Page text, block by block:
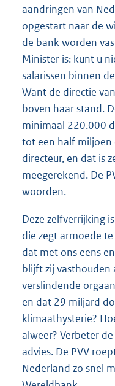
aandringen van
opgestart naar de
de bank worden
Minister is: kunt u
salarissen binnen
Want de directie
boven haar stand.
minimaal 220.000
tot een half miljoen
directeur, en dat is
meegerekend. De
woorden.
Deze zelfverrijking
die zegt armoede
dat met ons eens
blijft zij vasthouden
verslindende
en dat 29 miljard
klimaathysterie?
alweer? Verbeter
advies. De PVV
Nederland zo snel